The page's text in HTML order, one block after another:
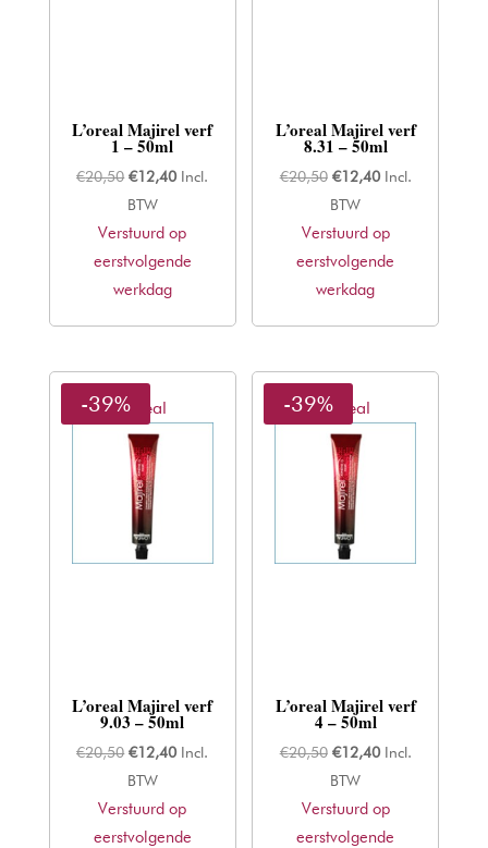
L’oreal Majirel verf
1 – 50ml
€20,50 Oorspronkelijke
prijs
was:
€20,50.
€12,40Huidige
is:
€12,40.
Incl.
BTW
Verstuurd op
eerstvolgende
werkdag
L’oreal Majirel verf
8.31 – 50ml
€20,50 Oorspronkelijke
prijs
was:
€20,50.
€12,40Huidige
is:
€12,40.
Incl.
BTW
Verstuurd op
eerstvolgende
werkdag
L'oreal
-39%
L’oreal Majirel verf
9.03 – 50ml
€20,50 Oorspronkelijke
prijs
was:
€20,50.
€12,40Huidige
is:
€12,40.
Incl.
BTW
Verstuurd op
eerstvolgende
L'oreal
-39%
L’oreal Majirel verf
4 – 50ml
€20,50 Oorspronkelijke
prijs
was:
€20,50.
€12,40Huidige
is:
€12,40.
Incl.
BTW
Verstuurd op
eerstvolgende